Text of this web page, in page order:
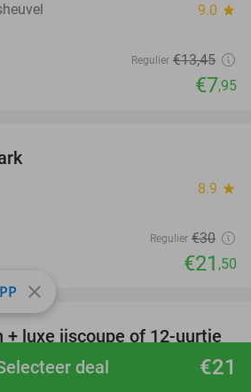
€21
deal
9.0 star
Regulier €13,45
€7,95
8.9 star
Regulier €30
€21 ,50
40%
+ luxe ijscoupe of 12-uurtje
close